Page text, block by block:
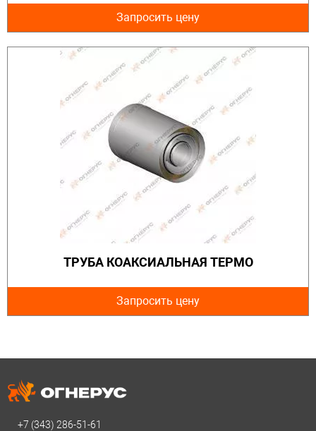
Запросить цену
ТРУБА КОАКСИАЛЬНАЯ ТЕРМО
Запросить цену
+7 (343) 286-51-61